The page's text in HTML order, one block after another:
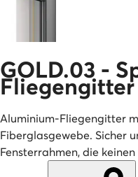
GOLD.03 -
Aluminium-Fliegengitter
Fiberglasgewebe. Sicher
Fensterrahmen, die